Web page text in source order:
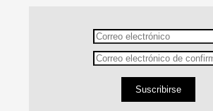
Suscribirse